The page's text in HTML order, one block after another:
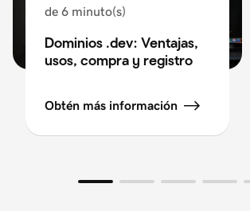
de 6 minuto(s)
Dominios .dev: Ventajas,
usos, compra y registro
Obtén más información